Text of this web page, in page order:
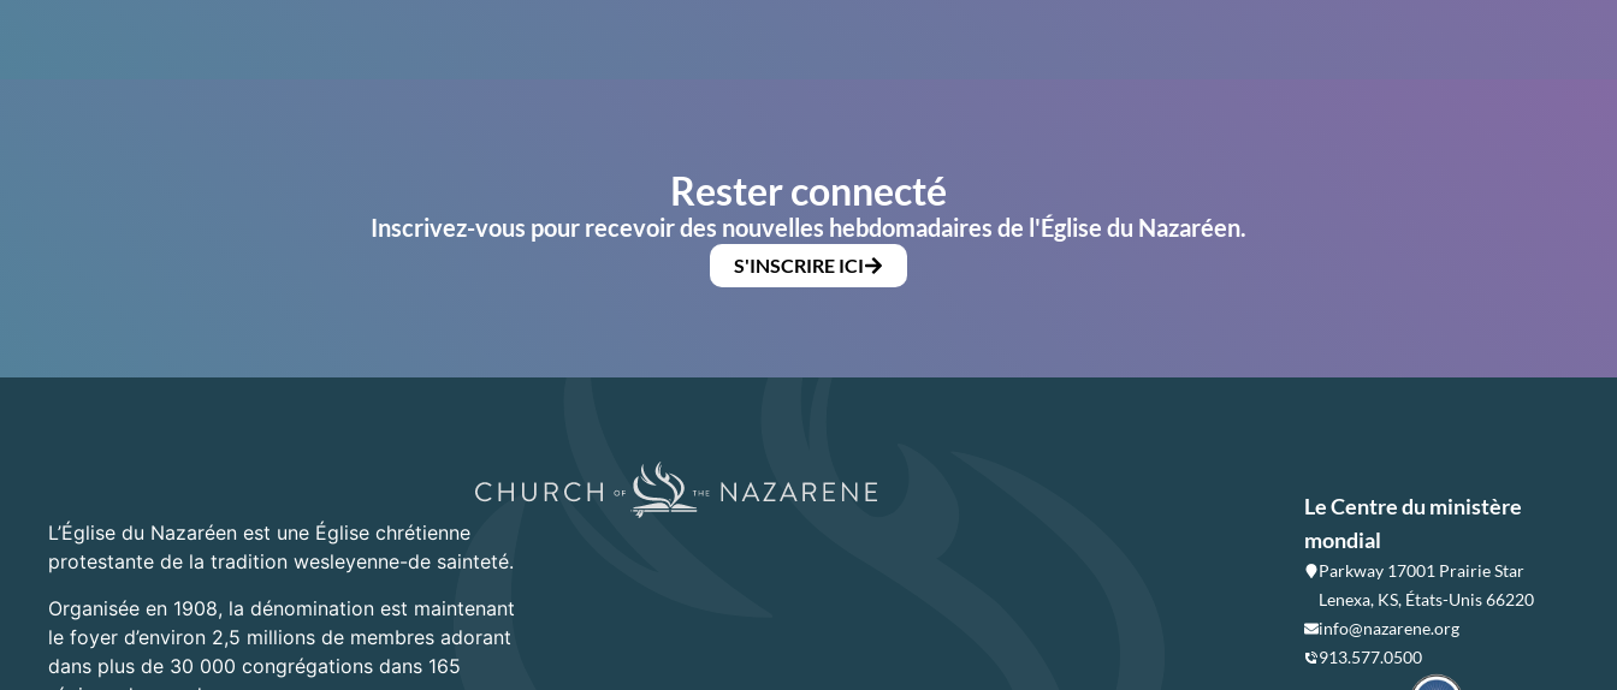
Rester connecté
Inscrivez-vous pour recevoir des nouvelles hebdomadaires de l'Église du Nazaréen.
S'INSCRIRE ICI
L’Église du Nazaréen est une Église chrétienne
protestante de la tradition wesleyenne-de sainteté.
Organisée en 1908, la dénomination est maintenant
le foyer d’environ 2,5 millions de membres adorant
dans plus de 30 000 congrégations dans 165
Le Centre du ministère
mondial
Parkway 17001 Prairie Star
Lenexa, KS, États-Unis 66220
info@nazarene.org
913.577.0500